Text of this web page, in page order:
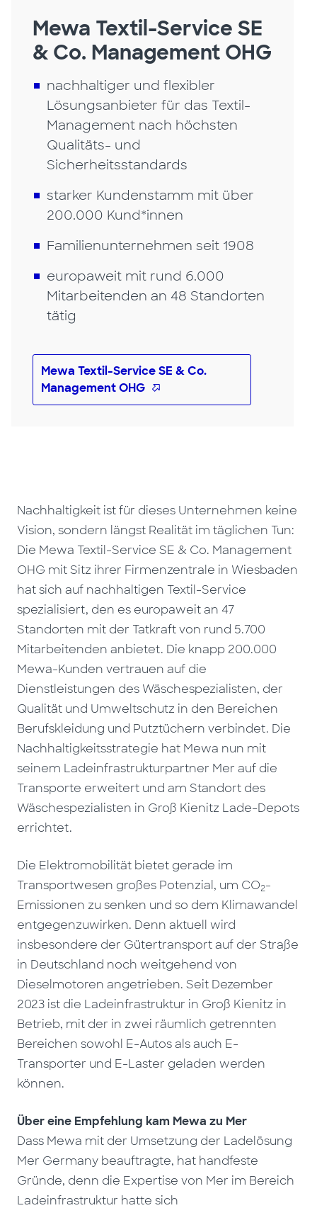
Mewa Textil-Service SE
& Co. Management OHG
nachhaltiger und flexibler
Lösungsanbieter für das Textil-
Management nach höchsten
Qualitäts- und
Sicherheitsstandards
starker Kundenstamm mit über
200.000 Kund*innen
Familienunternehmen seit 1908
europaweit mit rund 6.000
Mitarbeitenden an 48 Standorten
tätig
Mewa Textil-Service SE & Co.
Management OHG
Nachhaltigkeit ist für dieses Unternehmen keine
Vision, sondern längst Realität im täglichen Tun:
Die Mewa Textil-Service SE & Co. Management
OHG mit Sitz ihrer Firmenzentrale in Wiesbaden
hat sich auf nachhaltigen Textil-Service
spezialisiert, den es europaweit an 47
Standorten mit der Tatkraft von rund 5.700
Mitarbeitenden anbietet. Die knapp 200.000
Mewa-Kunden vertrauen auf die
Dienstleistungen des Wäschespezialisten, der
Qualität und Umweltschutz in den Bereichen
Berufskleidung und Putztüchern verbindet. Die
Nachhaltigkeitsstrategie hat Mewa nun mit
seinem Ladeinfrastrukturpartner Mer auf die
Transporte erweitert und am Standort des
Wäschespezialisten in Groß Kienitz Lade-Depots
errichtet.
Die Elektromobilität bietet gerade im
Transportwesen großes Potenzial, um CO2-
Emissionen zu senken und so dem Klimawandel
entgegenzuwirken. Denn aktuell wird
insbesondere der Gütertransport auf der Straße
in Deutschland noch weitgehend von
Dieselmotoren angetrieben. Seit Dezember
2023 ist die Ladeinfrastruktur in Groß Kienitz in
Betrieb, mit der in zwei räumlich getrennten
Bereichen sowohl E-Autos als auch E-
Transporter und E-Laster geladen werden
können.
Über eine Empfehlung kam Mewa zu Mer
Dass Mewa mit der Umsetzung der Ladelösung
Mer Germany beauftragte, hat handfeste
Gründe, denn die Expertise von Mer im Bereich
Ladeinfrastruktur hatte sich